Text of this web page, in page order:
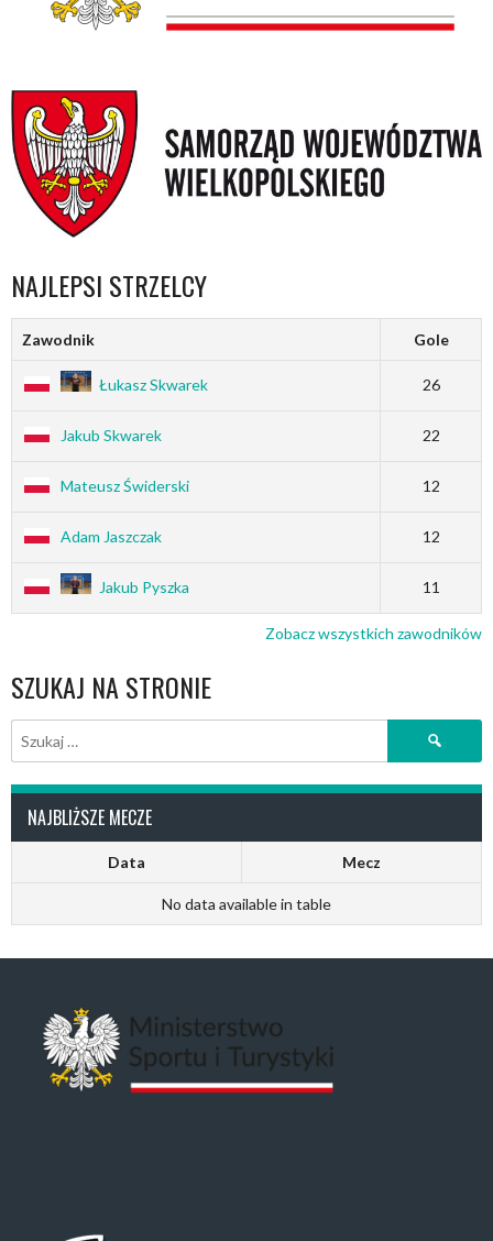
NAJLEPSI STRZELCY
Zawodnik Gole
Łukasz Skwarek 26
Jakub Skwarek 22
Mateusz Świderski 12
Adam Jaszczak 12
Jakub Pyszka 11
Zobacz wszystkich zawodników
SZUKAJ NA STRONIE
Szukaj:
NAJBLIŻSZE MECZE
Data Mecz
No data available in table